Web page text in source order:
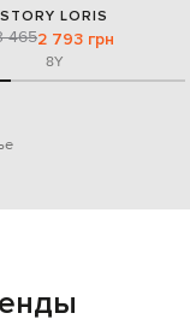
STORY LORIS
4652 793 грн
8Y